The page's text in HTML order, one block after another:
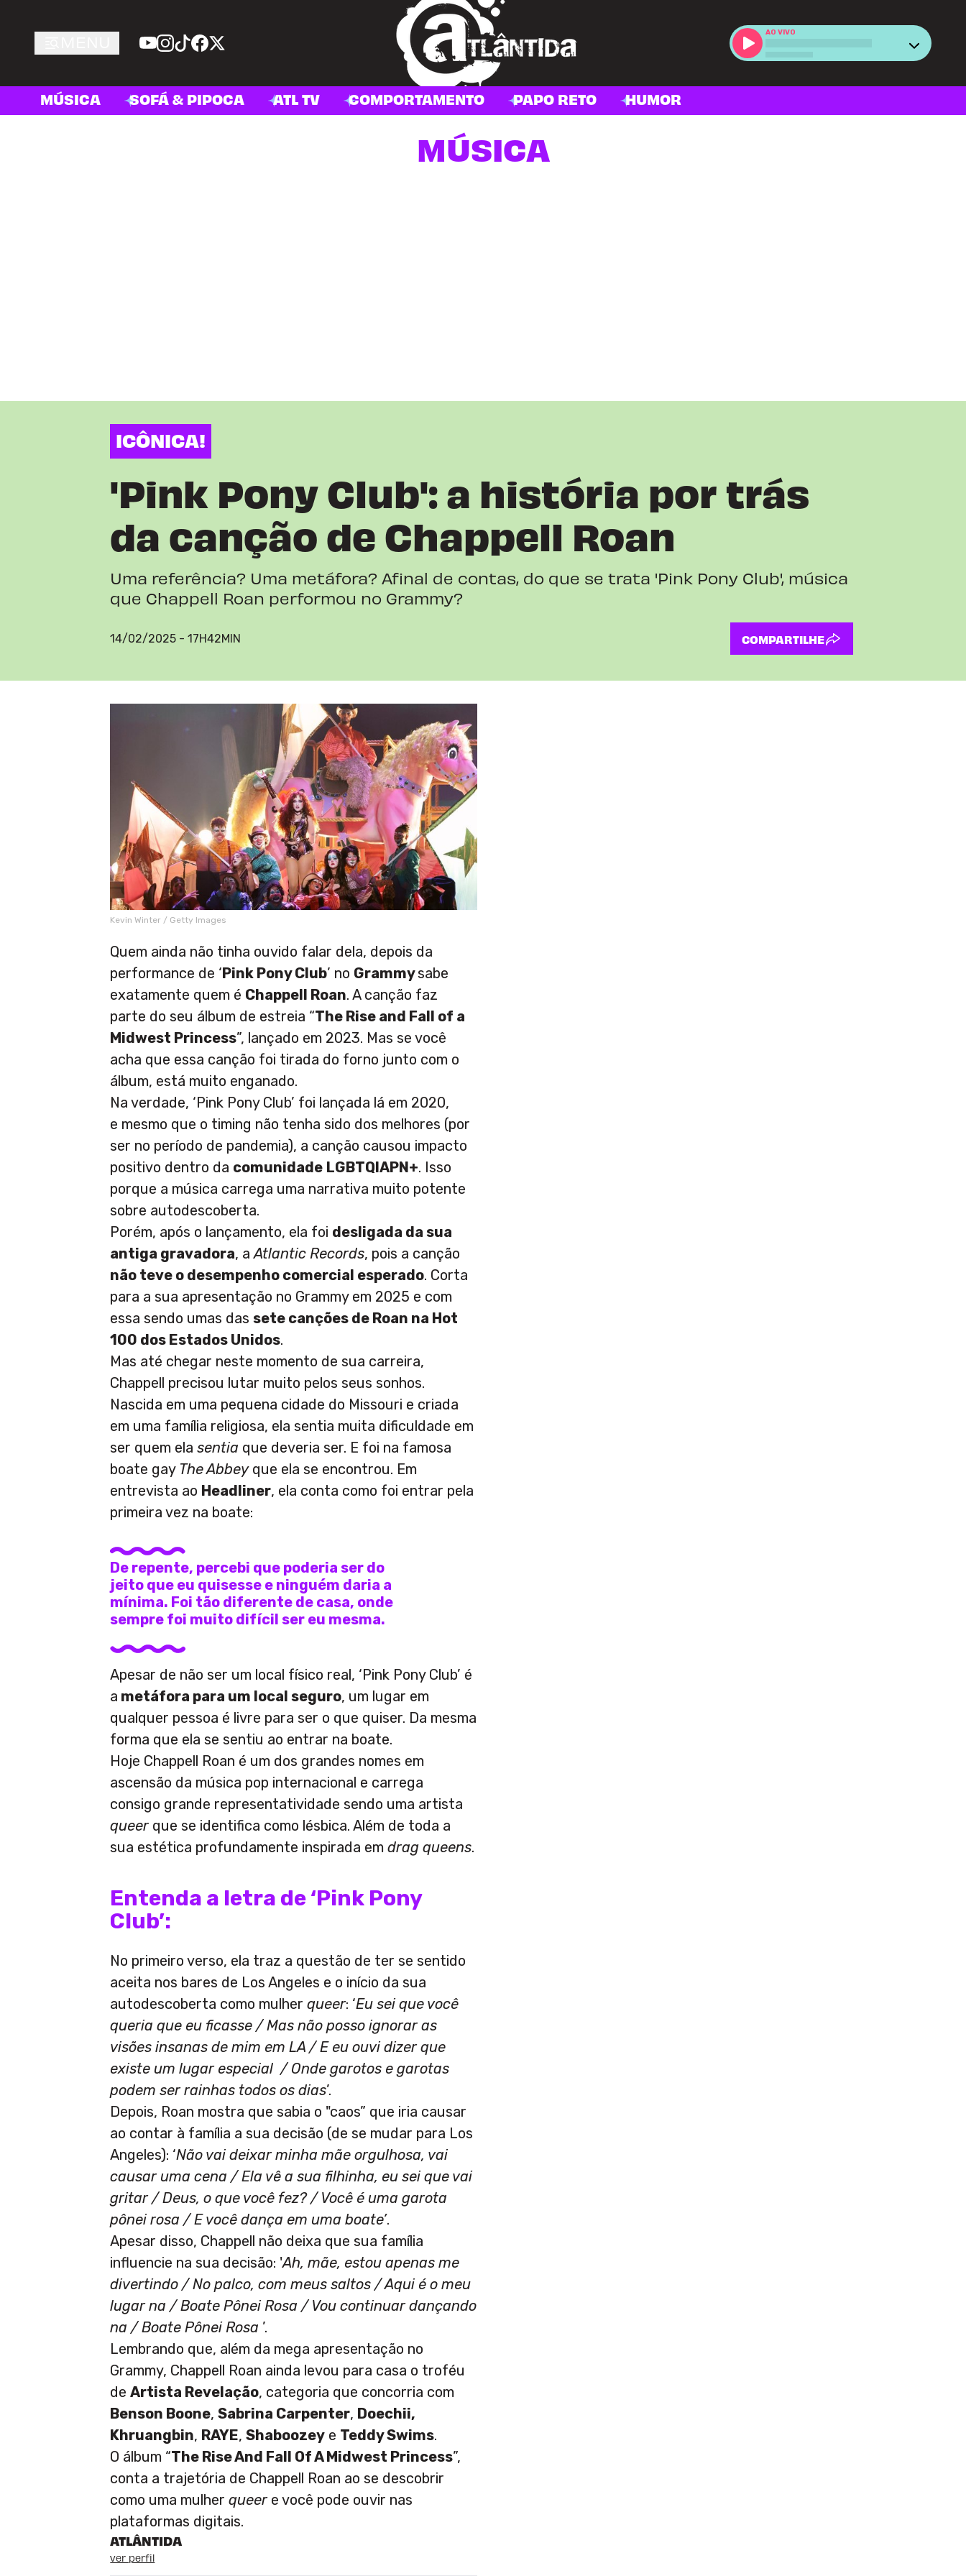
AO VIVO
MÚSICA SOFÁ & PIPOCA ATL TV COMPORTAMENTO PAPO RETO HUMOR
MÚSICA
ICÔNICA!
'Pink Pony Club': a história por trás
da canção de Chappell Roan
Uma referência? Uma metáfora? Afinal de contas, do que se trata 'Pink Pony Club', música
que Chappell Roan performou no Grammy?
14/02/2025 - 17H42MIN COMPARTILHE
Kevin Winter / Getty Images
Quem ainda não tinha ouvido falar dela, depois da
performance de ‘ Pink Pony Club’ no Grammysabe
exatamente quem é Chappell Roan. A canção faz
parte do seu álbum de estreia “The Rise and Fall of a
Midwest Princess”, lançado em 2023. Mas se você
acha que essa canção foi tirada do forno junto com o
álbum, está muito enganado.
Na verdade, ‘Pink Pony Club’ foi lançada lá em 2020,
e mesmo que o timing não tenha sido dos melhores (por
ser no período de pandemia), a canção causou impacto
positivo dentro da comunidade LGBTQIAPN+. Isso
porque a música carrega uma narrativa muito potente
sobre autodescoberta.
Porém, após o lançamento, ela foi desligada da sua
antiga gravadora, aAtlantic Records, pois a canção
não teve o desempenho comercial esperado. Corta
para a sua apresentação no Grammy em 2025 e com
essa sendo umas dassete canções de Roan na Hot
100 dos Estados Unidos.
Mas até chegar neste momento de sua carreira,
Chappell precisou lutar muito pelos seus sonhos.
Nascida em uma pequena cidade do Missouri e criada
em uma família religiosa, ela sentia muita dificuldade em
ser quem elasentia que deveria ser. E foi na famosa
boate gay The Abbeyque ela se encontrou. Em
entrevista ao Headliner, ela conta como foi entrar pela
primeira vez na boate:
De repente, percebi que poderia ser do
jeito que eu quisesse e ninguém daria a
mínima. Foi tão diferente de casa, onde
sempre foi muito difícil ser eu mesma.
Apesar de não ser um local físico real, ‘Pink Pony Club’ é
a metáfora para um local seguro, um lugar em
qualquer pessoa é livre para ser o que quiser. Da mesma
forma que ela se sentiu ao entrar na boate.
Hoje Chappell Roan é um dos grandes nomes em
ascensão da música pop internacional e carrega
consigo grande representatividade sendo uma artista
queerque se identifica como lésbica. Além de toda a
sua estética profundamente inspirada emdrag queens.
Entenda a letra de ‘Pink Pony
Club’:
No primeiro verso, ela traz a questão de ter se sentido
aceita nos bares de Los Angeles e o início da sua
autodescoberta como mulherqueer: ‘Eu sei que você
queria que eu ficasse / Mas não posso ignorar as
visões insanas de mim em LA / E eu ouvi dizer que
existe um lugar especial / Onde garotos e garotas
podem ser rainhas todos os dias’.
Depois, Roan mostra que sabia o "caos” que iria causar
ao contar à família a sua decisão (de se mudar para Los
Angeles): ‘Não vai deixar minha mãe orgulhosa, vai
causar uma cena / Ela vê a sua filhinha, eu sei que vai
gritar / Deus, o que você fez? / Você é uma garota
pônei rosa / E você dança em uma boate’.
Apesar disso, Chappell não deixa que sua família
influencie na sua decisão: 'Ah, mãe, estou apenas me
divertindo / No palco, com meus saltos / Aqui é o meu
lugar na / Boate Pônei Rosa / Vou continuar dançando
na / Boate Pônei Rosa ’.
Lembrando que, além da mega apresentação no
Grammy, Chappell Roan ainda levou para casa o troféu
deArtista Revelação, categoria que concorria com
Benson Boone,Sabrina Carpenter, Doechii,
Khruangbin, RAYE,Shaboozey e Teddy Swims.
O álbum “The Rise And Fall Of A Midwest Princess”,
conta a trajetória de Chappell Roan ao se descobrir
como uma mulherqueer e você pode ouvir nas
plataformas digitais.
ATLÂNTIDA
ver perfil